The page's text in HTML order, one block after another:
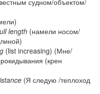
судном/объектом/
length (намели носом/
(list increasing) (Мне/
(крен
(Я следую /теплоход